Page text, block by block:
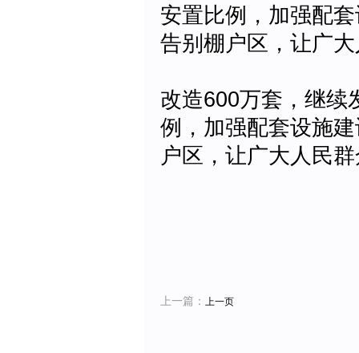
安置比例，加强配
告别棚户区，让广
改造600万套，继续
例，加强配套设施
户区，让广大人民
上一篇： 上一页